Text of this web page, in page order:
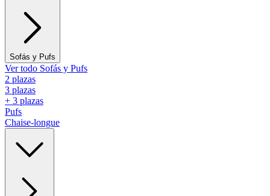
Sofás y Pufs
Ver todo Sofás y Pufs
2 plazas
3 plazas
+ 3 plazas
Pufs
Chaise-longue